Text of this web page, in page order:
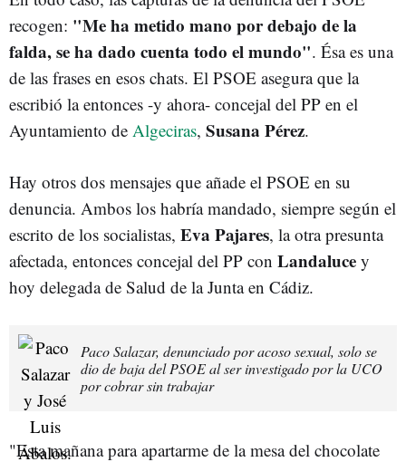
recogen: "Me ha metido mano por debajo de la
falda, se ha dado cuenta todo el mundo". Ésa es una
de las frases en esos chats. El PSOE asegura que la
escribió la entonces -y ahora- concejal del PP en el
Ayuntamiento de Algeciras, Susana Pérez.
Hay otros dos mensajes que añade el PSOE en su
denuncia. Ambos los habría mandado, siempre según el
escrito de los socialistas, Eva Pajares, la otra presunta
afectada, entonces concejal del PP con Landaluce y
hoy delegada de Salud de la Junta en Cádiz.
Paco Salazar, denunciado por acoso sexual, solo se
dio de baja del PSOE al ser investigado por la UCO
por cobrar sin trabajar
"Esta mañana para apartarme de la mesa del chocolate